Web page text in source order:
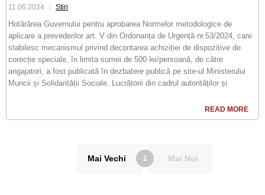
11.06.2024 Stiri
Hotărârea Guvernului pentru aprobarea Normelor metodologice de
aplicare a prevederilor art. V din Ordonanța de Urgență nr.53/2024, care
stabilesc mecanismul privind decontarea achiziției de dispozitive de
corecție speciale, în limita sumei de 500 lei/persoană, de către
angajatori, a fost publicată în dezbatere publică pe site-ul Ministerului
Muncii și Solidarității Sociale. Lucrătorii din cadrul autorităților și
READ MORE
Mai Vechi 1 Mai Noi